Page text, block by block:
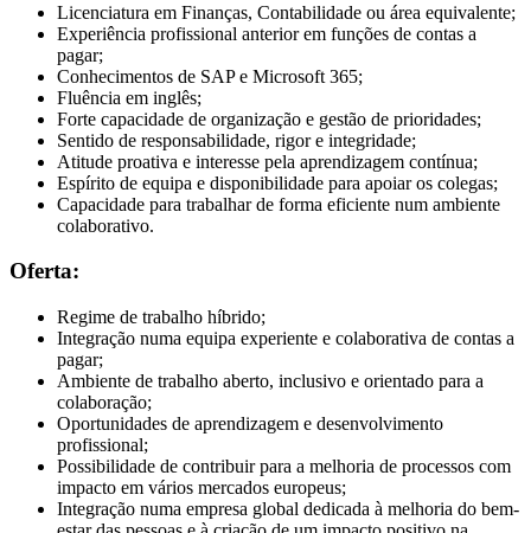
Licenciatura em Finanças, Contabilidade ou área equivalente;
Experiência profissional anterior em funções de contas a
pagar;
Conhecimentos de SAP e Microsoft 365;
Fluência em inglês;
Forte capacidade de organização e gestão de prioridades;
Sentido de responsabilidade, rigor e integridade;
Atitude proativa e interesse pela aprendizagem contínua;
Espírito de equipa e disponibilidade para apoiar os colegas;
Capacidade para trabalhar de forma eficiente num ambiente
colaborativo.
Oferta:
Regime de trabalho híbrido;
Integração numa equipa experiente e colaborativa de contas a
pagar;
Ambiente de trabalho aberto, inclusivo e orientado para a
colaboração;
Oportunidades de aprendizagem e desenvolvimento
profissional;
Possibilidade de contribuir para a melhoria de processos com
impacto em vários mercados europeus;
Integração numa empresa global dedicada à melhoria do bem-